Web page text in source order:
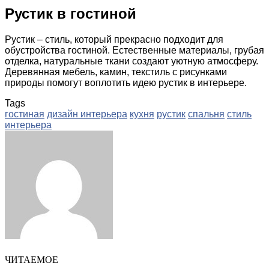
Рустик в гостиной
Рустик – стиль, который прекрасно подходит для
обустройства гостиной. Естественные материалы, грубая
отделка, натуральные ткани создают уютную атмосферу.
Деревянная мебель, камин, текстиль с рисунками
природы помогут воплотить идею рустик в интерьере.
Tags
гостиная дизайн интерьера кухня рустик спальня стиль
интерьера
ЧИТАЕМОЕ